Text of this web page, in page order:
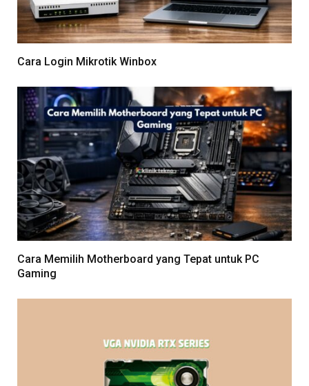
Cara Login Mikrotik Winbox
Cara Memilih Motherboard yang Tepat untuk PC
Gaming